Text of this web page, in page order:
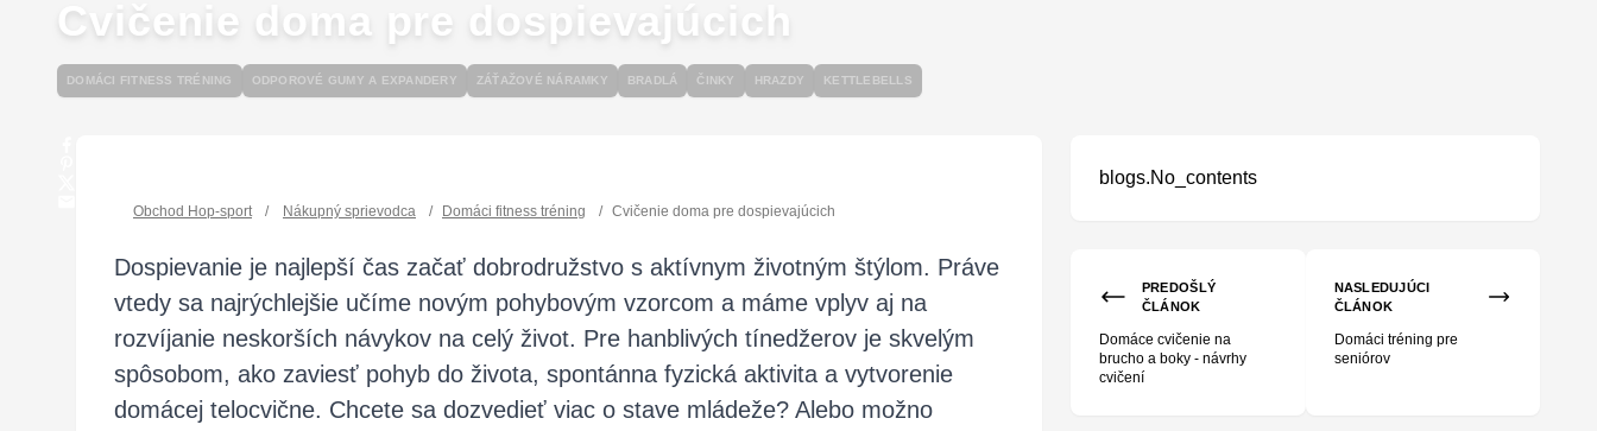
Cvičenie doma pre dospievajúcich
DOMÁCI FITNESS TRÉNING ODPOROVÉ GUMY A EXPANDERY ZÁŤAŽOVÉ NÁRAMKY BRADLÁ ČINKY HRAZDY KETTLEBELLS
Obchod Hop-sport / Nákupný sprievodca / Domáci fitness tréning / Cvičenie doma pre dospievajúcich
Dospievanie je najlepší čas začať dobrodružstvo s aktívnym životným štýlom. Práve
vtedy sa najrýchlejšie učíme novým pohybovým vzorcom a máme vplyv aj na
rozvíjanie neskorších návykov na celý život. Pre hanblivých tínedžerov je skvelým
spôsobom, ako zaviesť pohyb do života, spontánna fyzická aktivita a vytvorenie
domácej telocvične. Chcete sa dozvedieť viac o stave mládeže? Alebo možno
blogs.No_contents
PREDOŠLÝ
ČLÁNOK
Domáce cvičenie na
brucho a boky - návrhy
cvičení
NASLEDUJÚCI
ČLÁNOK
Domáci tréning pre
seniórov